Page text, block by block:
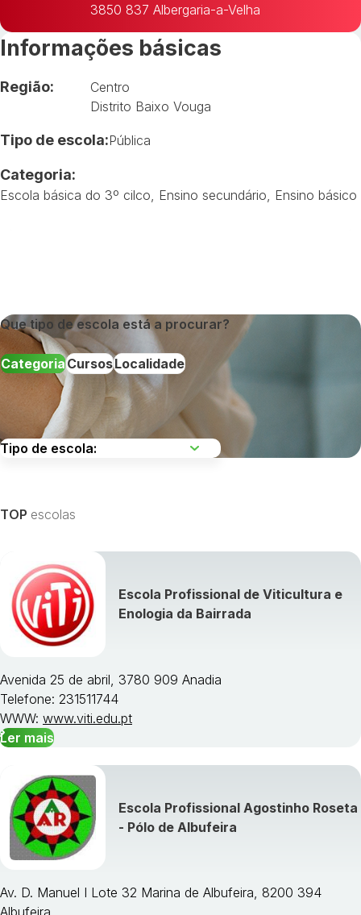
3850 837 Albergaria-a-Velha
Informações básicas
Região:
Centro
Distrito Baixo Vouga
Tipo de escola:Pública
Categoria:
Escola básica do 3º cilco Ensino secundário Ensino básico
Que tipo de escola está a procurar?
CategoriaCursosLocalidade
Visualizar todos os cursos »
TOP escolas
Escola Profissional de Viticultura e
Enologia da Bairrada
Avenida 25 de abril, 3780 909 Anadia
Telefone: 231511744
WWW: www.viti.edu.pt
Ler mais
Escola Profissional Agostinho Roseta
- Pólo de Albufeira
Av. D. Manuel I Lote 32 Marina de Albufeira, 8200 394
Albufeira